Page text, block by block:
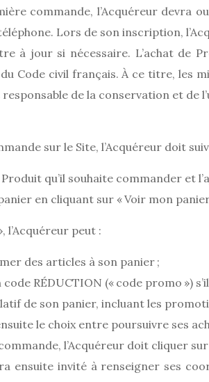
commande, l’Acquéreur
Lors de son inscription,
à jour si nécessaire. L’achat de
du Code civil français. À ce titre, les
responsable de la conservation et
sur le Site, l’Acquéreur doit
qu’il souhaite commander et
en cliquant sur « Voir mon panier
l’Acquéreur peut :
des articles à son panier ;
RÉDUCTION (« code promo »)
de son panier, incluant les
le choix entre poursuivre ses
l’Acquéreur doit cliquer
ensuite invité à renseigner ses